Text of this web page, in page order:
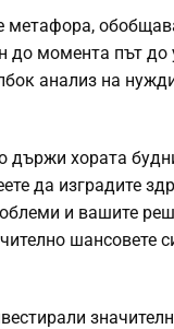
метафора,
до момента път до
анализ на
държи хората
да изградите
и вашите
шансовете